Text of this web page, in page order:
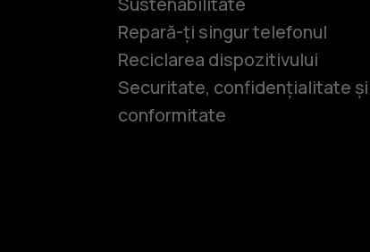
Repară-ți singur telefonul
Reciclarea dispozitivului
Securitate, confidențialitate și
conformitate